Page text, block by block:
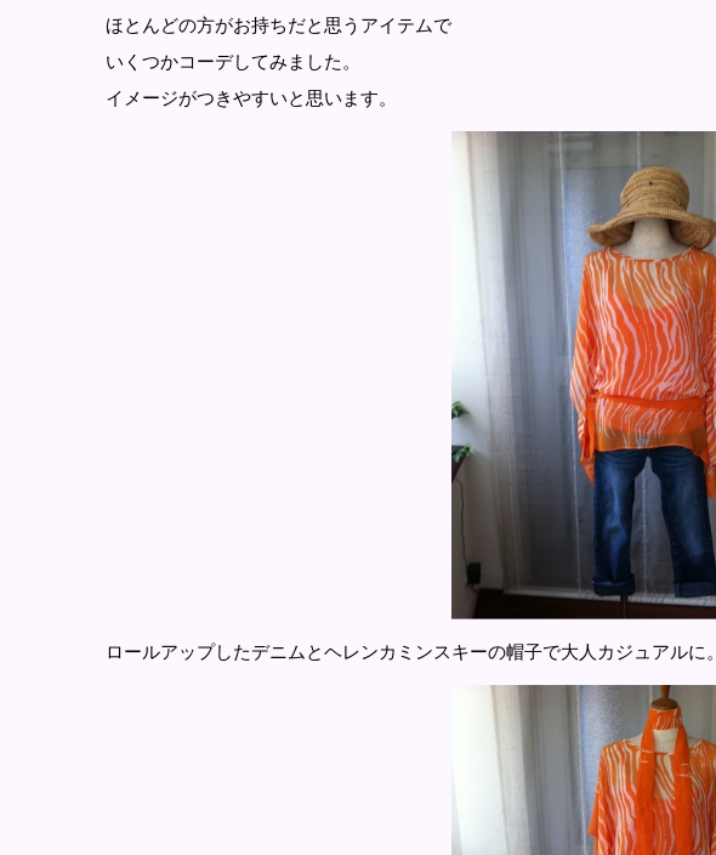
ほとんどの方がお持ちだと思うアイテムで
いくつかコーデしてみました。
イメージがつきやすいと思います。
ロールアップしたデニムとヘレンカミンスキーの帽子で大人カジュアルに。